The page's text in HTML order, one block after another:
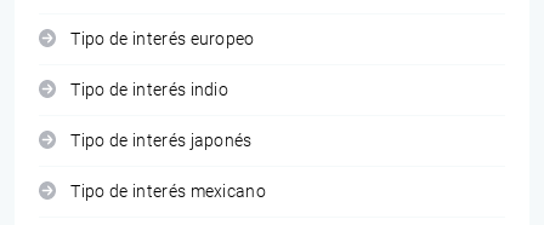
Tipo de interés europeo
Tipo de interés indio
Tipo de interés japonés
Tipo de interés mexicano